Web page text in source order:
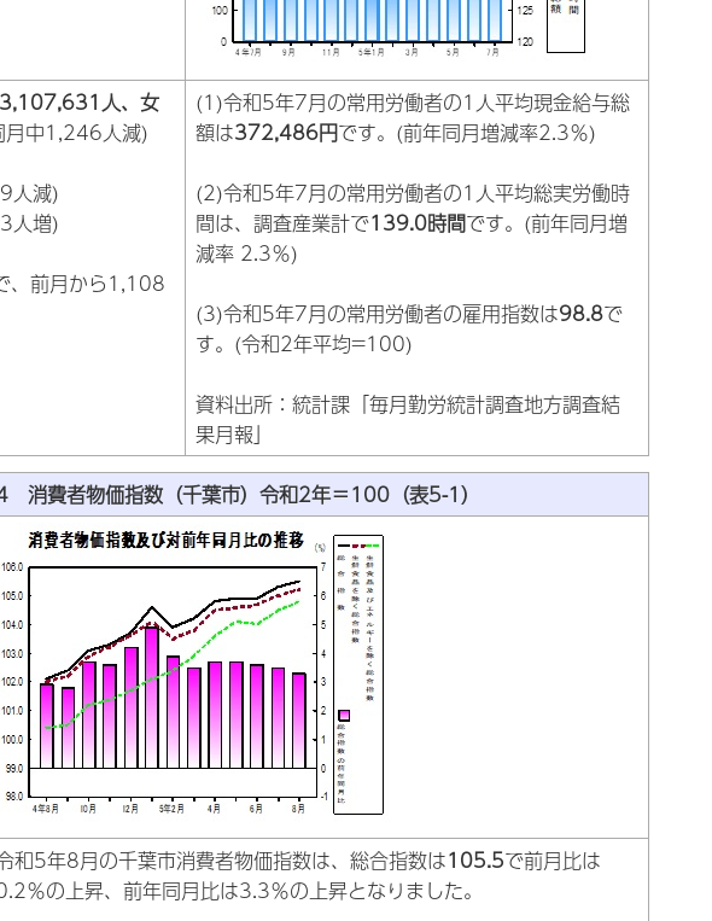
人、女
月中1,246人減)
人減)
人増)
、前月から1,108
(1)令和5年7月の常用労働者の1人平均現金給与総
額は372,486円です。(前年同月増減率2.3％)
(2)令和5年7月の常用労働者の1人平均総実労働時
間は、調査産業計で139.0時間です。(前年同月増
減率 2.3％)
(3)令和5年7月の常用労働者の雇用指数は98.8で
す。(令和2年平均=100)
資料出所：統計課「毎月勤労統計調査地方調査結
果月報」
消費者物価指数（千葉市）令和2年＝100（表5-1）
和5年8月の千葉市消費者物価指数は、総合指数は105.5で前月比は
％の上昇、前年同月比は3.3％の上昇となりました。